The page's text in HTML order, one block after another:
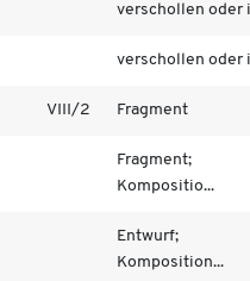
verschollen oder
verschollen oder
VIII/2 Fragment
Fragment;
Kompositio...
Entwurf;
Komposition...